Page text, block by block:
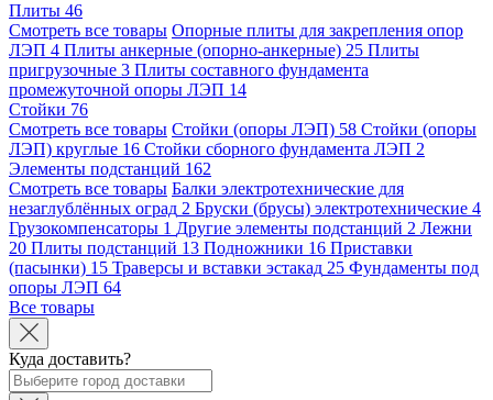
Плиты 46
Смотреть все товары Опорные плиты для закрепления опор
ЛЭП 4 Плиты анкерные (опорно-анкерные) 25 Плиты
пригрузочные 3 Плиты составного фундамента
промежуточной опоры ЛЭП 14
Стойки 76
Смотреть все товары Стойки (опоры ЛЭП) 58 Стойки (опоры
ЛЭП) круглые 16 Стойки сборного фундамента ЛЭП 2
Элементы подстанций 162
Смотреть все товары Балки электротехнические для
незаглублённых оград 2 Бруски (брусы) электротехнические 4
Грузокомпенсаторы 1 Другие элементы подстанций 2 Лежни
20 Плиты подстанций 13 Подножники 16 Приставки
(пасынки) 15 Траверсы и вставки эстакад 25 Фундаменты под
опоры ЛЭП 64
Все товары
Куда доставить?